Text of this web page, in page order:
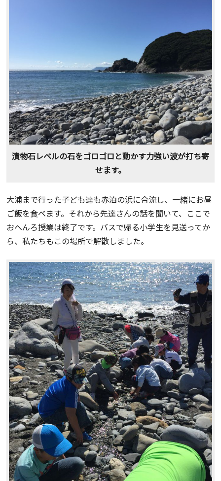
漬物石レベルの石をゴロゴロと動かす力強い波が打ち寄
せます。
大浦まで行った子ども達も赤泊の浜に合流し、一緒にお昼
ご飯を食べます。それから先達さんの話を聞いて、ここで
おへんろ授業は終了です。バスで帰る小学生を見送ってか
ら、私たちもこの場所で解散しました。